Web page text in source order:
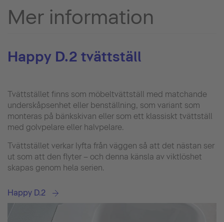
Mer information
Happy D.2 tvättställ
Tvättstället finns som möbeltvättställ med matchande
underskåpsenhet eller benställning, som variant som
monteras på bänkskivan eller som ett klassiskt tvättställ
med golvpelare eller halvpelare.
Tvättstället verkar lyfta från väggen så att det nästan ser
ut som att den flyter – och denna känsla av viktlöshet
skapas genom hela serien.
Happy D.2